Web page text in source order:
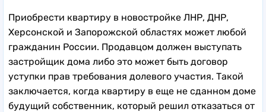
Приобрести квартиру в новостройке ЛНР, ДНР,
Херсонской и Запорожской областях может любой
гражданин России. Продавцом должен выступать
застройщик дома либо это может быть договор
уступки прав требования долевого участия. Такой
заключается, когда квартиру в еще не сданном доме
будущий собственник, который решил отказаться от